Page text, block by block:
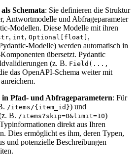
Schemata: Sie definieren die Struktur
Antwortmodelle und Abfrageparameter
Modellen. Diese Modelle mit ihren
, int, Optional[float] ,
Modelle) werden automatisch in
übersetzt. Pydantic
(z. B. Field(...,
das OpenAPI-Schema weiter mit
Pfad- und Abfrageparametern: Für
/items/{item_id}) und
B. /items?skip=0&limit=10)
direkt aus Ihren
Dies ermöglicht es ihm, deren Typen,
und potenzielle Beschreibungen